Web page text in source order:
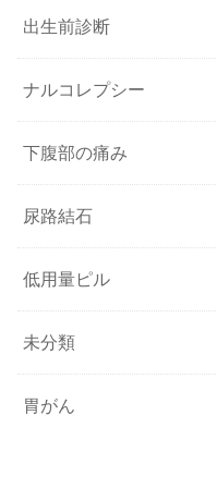
出生前診断
ナルコレプシー
下腹部の痛み
尿路結石
低用量ピル
未分類
胃がん